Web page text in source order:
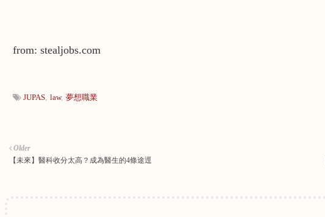
from: stealjobs.com
JUPAS law 夢想職業
Older
【未來】醫科收分太高？成為醫生的4條途逕